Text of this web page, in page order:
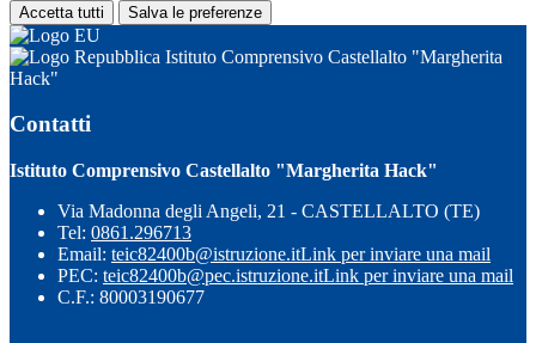
Accetta tutti Salva le preferenze
Istituto Comprensivo Castellalto "Margherita
Hack"
Contatti
Istituto Comprensivo Castellalto "Margherita Hack"
Via Madonna degli Angeli, 21 - CASTELLALTO (TE)
Tel: 0861.296713
Email: teic82400b@istruzione.itLink per inviare una mail
PEC: teic82400b@pec.istruzione.itLink per inviare una mail
C.F.: 80003190677